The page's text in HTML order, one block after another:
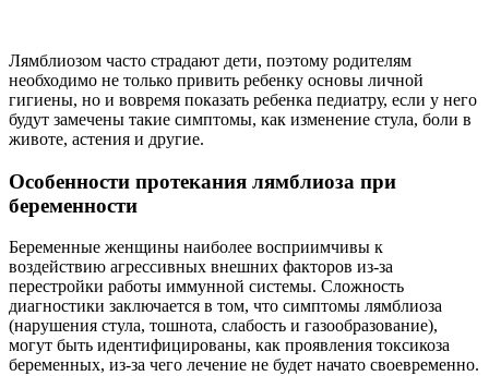
Лямблиозом часто страдают дети, поэтому родителям
необходимо не только привить ребенку основы личной
гигиены, но и вовремя показать ребенка педиатру, если у него
будут замечены такие симптомы, как изменение стула, боли в
животе, астения и другие.
Особенности протекания лямблиоза при
беременности
Беременные женщины наиболее восприимчивы к
воздействию агрессивных внешних факторов из-за
перестройки работы иммунной системы. Сложность
диагностики заключается в том, что симптомы лямблиоза
(нарушения стула, тошнота, слабость и газообразование),
могут быть идентифицированы, как проявления токсикоза
беременных, из-за чего лечение не будет начато своевременно.